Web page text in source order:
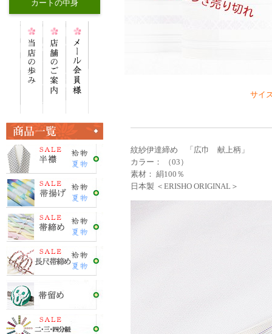
カートの中身
サイ
紋紗伊達締め 「広巾 献上柄」
カラー： （03）
素材： 絹100％
日本製 ＜ERISHO ORIGINAL＞